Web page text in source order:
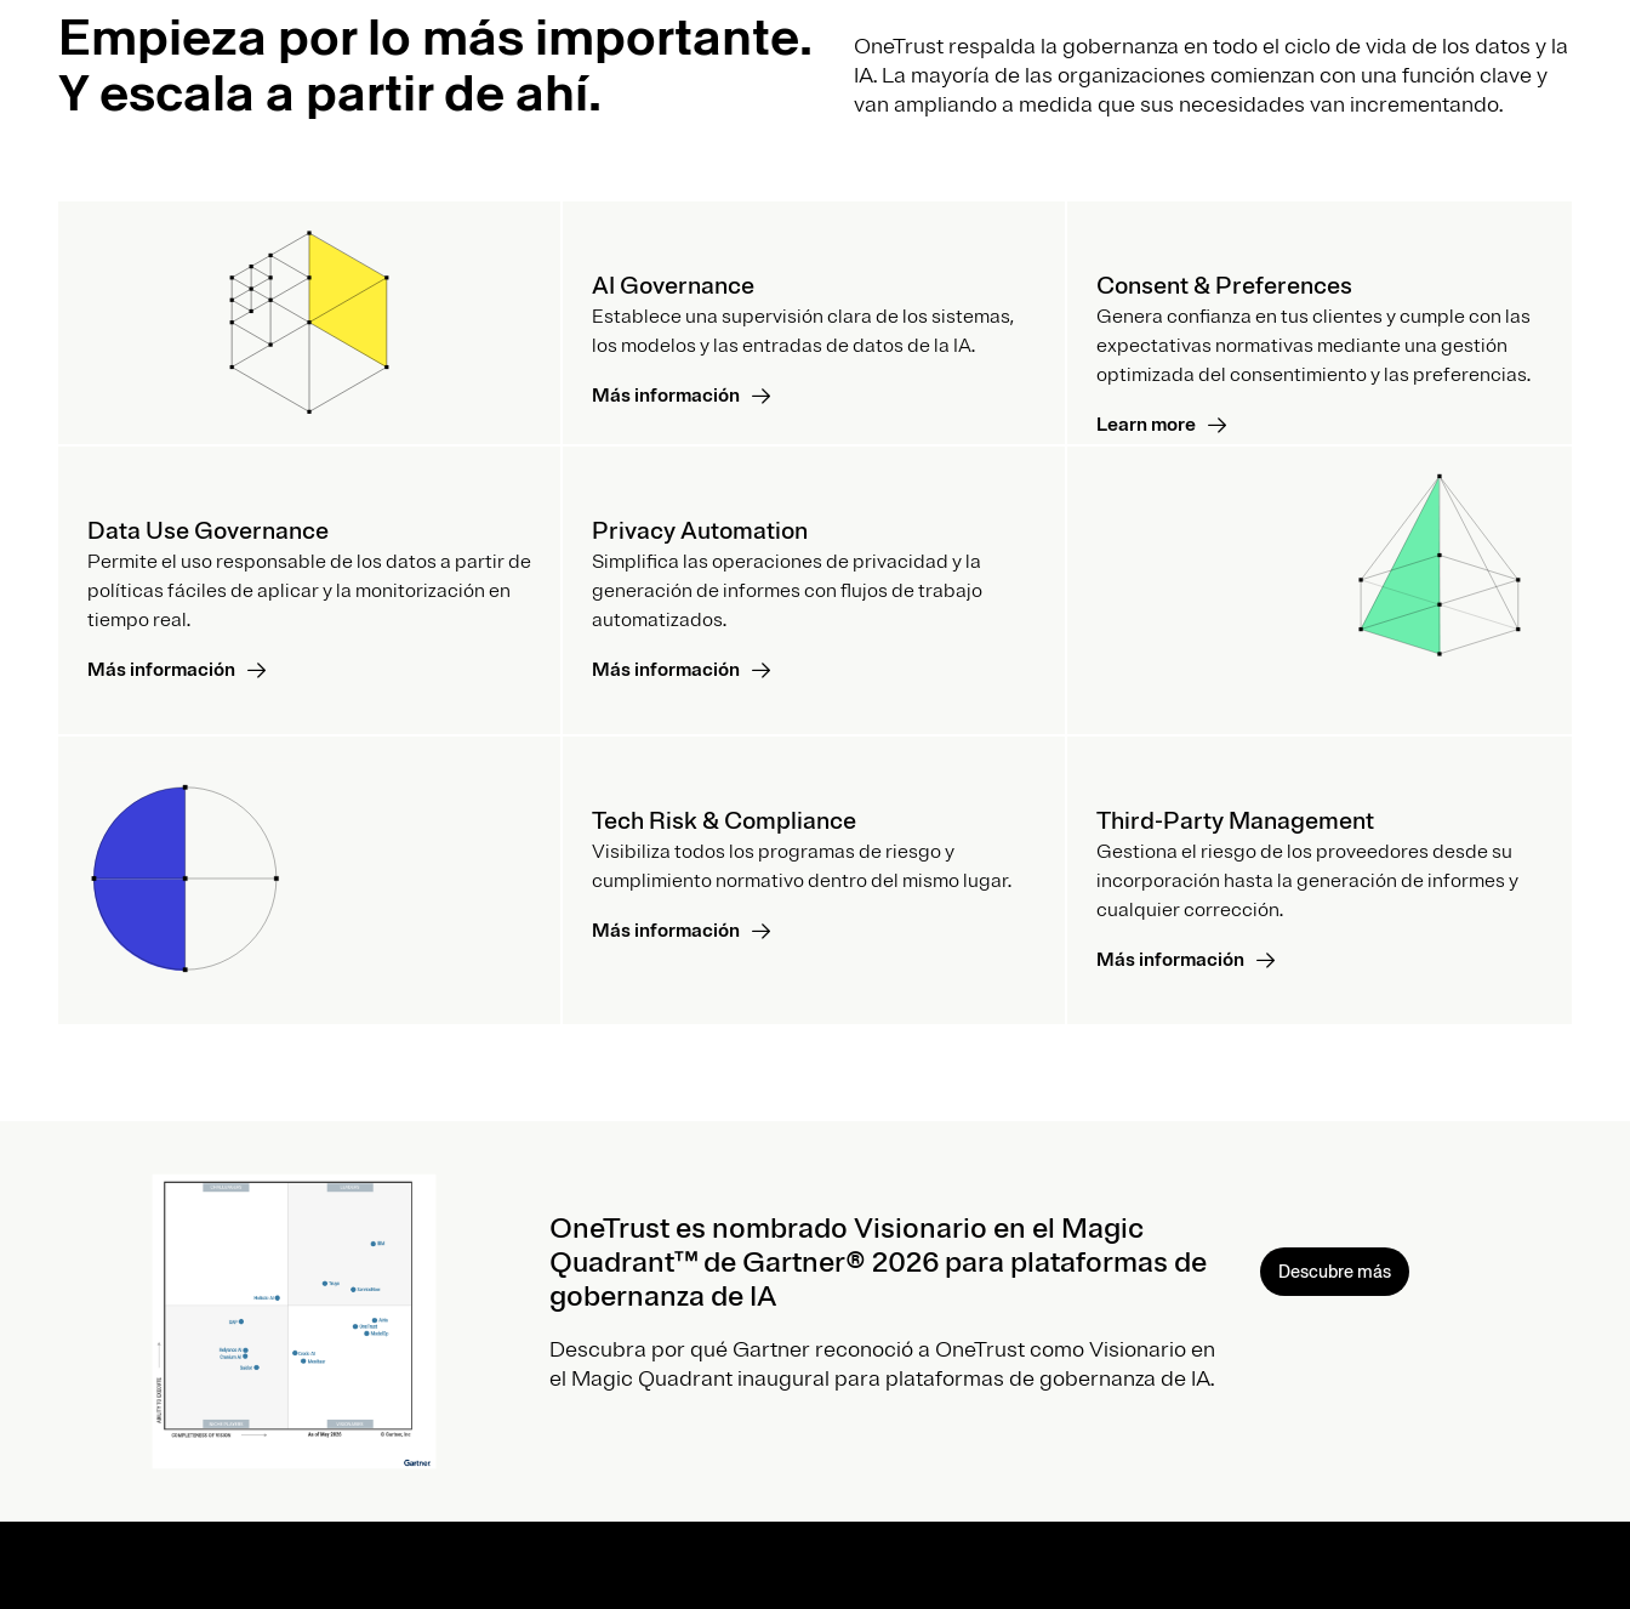
Empieza por lo más importante.
Y escala a partir de ahí.
OneTrust respalda la gobernanza en todo el ciclo de vida de los datos y la
IA. La mayoría de las organizaciones comienzan con una función clave y
van ampliando a medida que sus necesidades van incrementando.
AI Governance
Establece una supervisión clara de los sistemas,
los modelos y las entradas de datos de la IA.
Más información
Consent & Preferences
Genera confianza en tus clientes y cumple con las
expectativas normativas mediante una gestión
optimizada del consentimiento y las preferencias.
Learn more
Data Use Governance
Permite el uso responsable de los datos a partir de
políticas fáciles de aplicar y la monitorización en
tiempo real.
Más información
Privacy Automation
Simplifica las operaciones de privacidad y la
generación de informes con flujos de trabajo
automatizados.
Más información
Tech Risk & Compliance
Visibiliza todos los programas de riesgo y
cumplimiento normativo dentro del mismo lugar.
Más información
Third-Party Management
Gestiona el riesgo de los proveedores desde su
incorporación hasta la generación de informes y
cualquier corrección.
Más información
OneTrust es nombrado Visionario en el Magic
Quadrant™ de Gartner® 2026 para plataformas de
gobernanza de IA
Descubra por qué Gartner reconoció a OneTrust como Visionario en
el Magic Quadrant inaugural para plataformas de gobernanza de IA.
Descubre más